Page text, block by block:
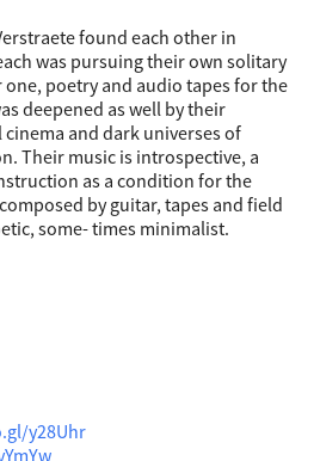
found each other in
was pursuing their own solitary
poetry and audio tapes for the
deepened as well by their
and dark universes of
Their music is introspective, a
as a condition for the
by guitar, tapes and field
some- times minimalist.
y28Uhr